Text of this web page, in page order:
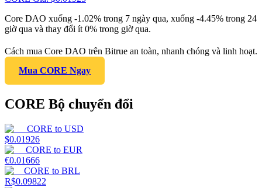
Core DAO xuống -1.02% trong 7 ngày qua, xuống -4.45% trong 24
giờ qua và thay đổi ít 0% trong giờ qua.
Cách mua Core DAO trên Bitrue an toàn, nhanh chóng và linh hoạt.
Mua CORE Ngay
CORE Bộ chuyển đổi
CORE to USD
$0.01926
CORE to EUR
€0.01666
CORE to BRL
R$0.09822